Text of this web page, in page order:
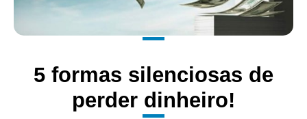
5 formas silenciosas de
perder dinheiro!